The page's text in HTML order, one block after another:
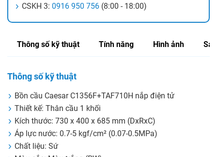
CSKH 3: 0916 950 756 (8:00 - 18:00)
Thông số kỹ thuật Tính năng Hình ảnh
Thông số kỹ thuật
Bồn cầu Caesar C1356F+TAF710H nắp điện tử
Thiết kế: Thân cầu 1 khối
Kích thước: 730 x 400 x 685 mm (DxRxC)
Áp lực nước: 0.7-5 kgf/cm² (0.07-0.5MPa)
Chất liệu: Sứ